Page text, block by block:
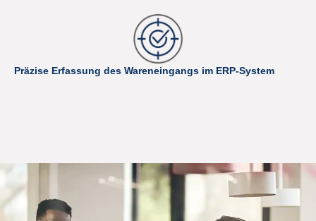
Präzise Erfassung des Wareneingangs im ERP-System